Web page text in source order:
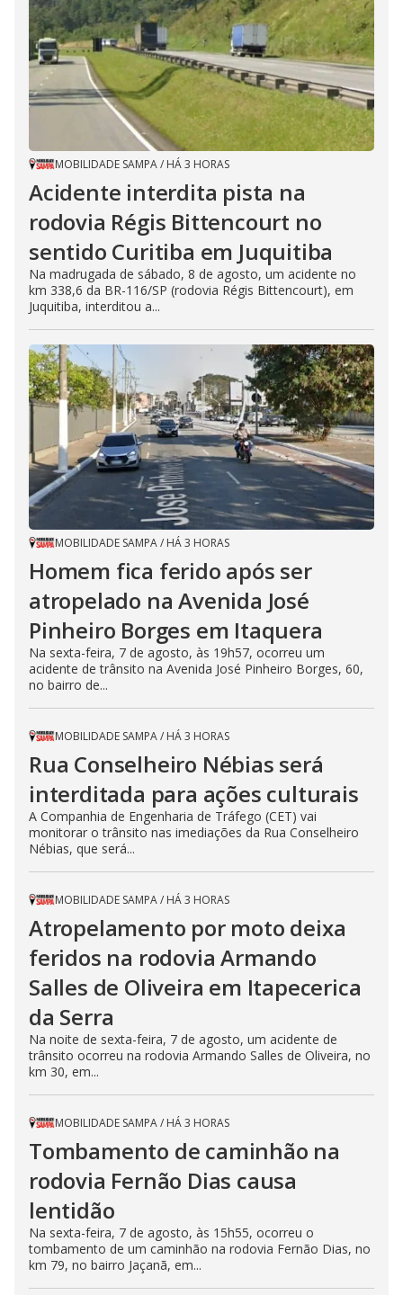
MOBILIDADE SAMPA/ HÁ 3 HORAS
Acidente interdita pista na
rodovia Régis Bittencourt no
sentido Curitiba em Juquitiba
Na madrugada de sábado, 8 de agosto, um acidente no
km 338,6 da BR-116/SP (rodovia Régis Bittencourt), em
Juquitiba, interditou a...
MOBILIDADE SAMPA/ HÁ 3 HORAS
Homem fica ferido após ser
atropelado na Avenida José
Pinheiro Borges em Itaquera
Na sexta-feira, 7 de agosto, às 19h57, ocorreu um
acidente de trânsito na Avenida José Pinheiro Borges, 60,
no bairro de...
MOBILIDADE SAMPA/ HÁ 3 HORAS
Rua Conselheiro Nébias será
interditada para ações culturais
A Companhia de Engenharia de Tráfego (CET) vai
monitorar o trânsito nas imediações da Rua Conselheiro
Nébias, que será...
MOBILIDADE SAMPA/ HÁ 3 HORAS
Atropelamento por moto deixa
feridos na rodovia Armando
Salles de Oliveira em Itapecerica
da Serra
Na noite de sexta-feira, 7 de agosto, um acidente de
trânsito ocorreu na rodovia Armando Salles de Oliveira, no
km 30, em...
MOBILIDADE SAMPA/ HÁ 3 HORAS
Tombamento de caminhão na
rodovia Fernão Dias causa
lentidão
Na sexta-feira, 7 de agosto, às 15h55, ocorreu o
tombamento de um caminhão na rodovia Fernão Dias, no
km 79, no bairro Jaçanã, em...